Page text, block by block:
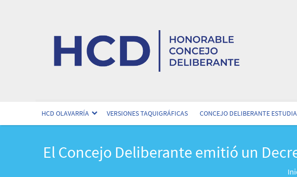
HCD OLAVARRÍA VERSIONES TAQUIGRÁFICAS CONCEJO DELIBERANTE
El Concejo Deliberante emitió un